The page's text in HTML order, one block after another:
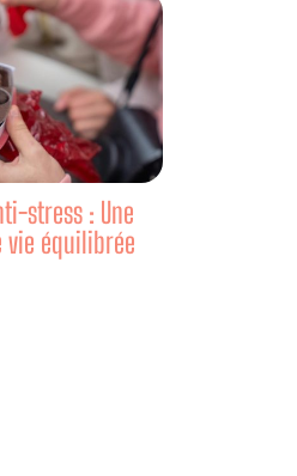
stress : Une
vie équilibrée